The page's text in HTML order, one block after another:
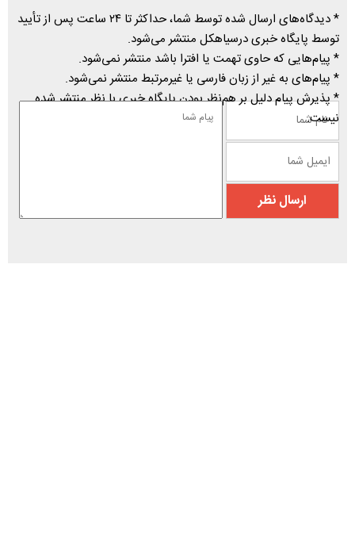
* دیدگاه‌های ارسال شده توسط شما، حداکثر تا ۲۴ ساعت پس از تأیید
توسط پایگاه خبری درسیاهکل منتشر می‌شود.
* پیام‌هایی که حاوی تهمت یا افترا باشد منتشر نمی‌شود.
* پیام‌های به غیر از زبان فارسی یا غیرمرتبط منتشر نمی‌شود.
* پذیرش پیام دلیل بر هم‌نظر بودن پایگاه خبری با نظر منتشر شده
نیست.